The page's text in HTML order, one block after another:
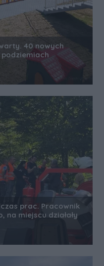
40 nowych
prac. Pracownik
na miejscu działały